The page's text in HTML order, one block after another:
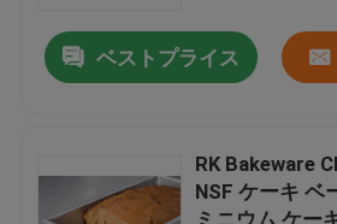
工場旅行
私達に連絡しなさい
ベストプライス
RK Bakeware
NSF ケーキ ベ